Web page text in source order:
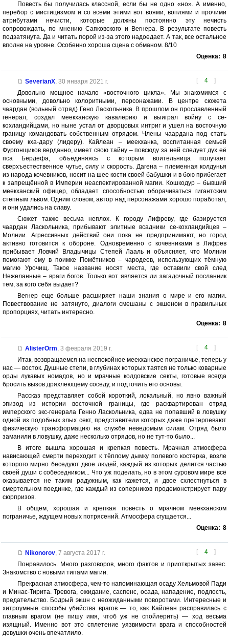
Повесть бы получилась классной, если бы не одно «но». А именно,
перебор с мистицизмом и со всеми этими вот воями, воплями и прочими
атрибутами нечисти, которые должны постоянно эту нечисть
сопровождать, по мнению Сапковского и Вегнера. В результате повесть
подзатянута. Да и читать порой из-за этого надоедает. А так, все остальное
вполне на уровне. Особенно хороша сцена с обманом. 8/10
Оценка: 8
[ 4 ]
SeverianX, 30 января 2021 г.
Довольно мощное начало «восточного цикла». Мы знакомимся с
основными, довольно колоритными, персонажами. В центре сюжета
чаардан (вольный отряд) Гено Ласкольника. В прошлом он прославленный
генерал, создал меекханскую кавалерию и выиграл войну с се-
кохландийцами, но ныне устал от дворцовых интриг и ушел на восточную
границу командовать собственным отрядом. Члены чаардана под стать
своему кха-дару (лидеру). Кайлеан – меекханка, воспитанная семьей
Фургонщиков верданно, имеет свою тайну – повсюду за ней следует дух её
пса Бердефа, объединяясь с которым воительница получает
сверхъестественное чутье, силу и скорость. Дагена – племенная колдунья
из народа кочевников, носит на шее кости своей бабушки и в бою прибегает
к запрещённой в Империи неаспектированной магии. Кошкодур – бывший
меекханский офицер, обладает способностью оборачиваться гигантским
степным львом. Одним словом, автор над персонажами хорошо поработал,
и они удались на славу.
Сюжет также весьма неплох. К городу Лифреву, где базируется
чаардан Ласкольника, прибывают элитные всадники се-кохландийцев –
Молнии. Агрессивных действий они пока не предпринимают, но город
активно готовится к обороне. Одновременно с кочевниками в Лифрев
прибывает Ловчий Владычицы Степей Лааль и объясняет, что Молнии
помогают ему в поимке Помётников – чародеев, использующих тёмную
магию Урочищ. Такое название носят места, где оставили свой след
Нежеланные – враги богов. Только вот является ли загадочный посланник
тем, за кого себя выдает?
Вегнер еще больше расширяет наши знания о мире и его магии.
Повествование не затянуто, диалоги смешаны с экшеном в правильных
пропорциях, читать интересно.
Оценка: 8
[ 4 ]
AlisterOrm, 3 февраля 2019 г.
Итак, возвращаемся на неспокойное меекханское пограничье, теперь у
нас — восток. Душные степи, в глубинах которых таятся не только коварные
орды лукавых номадов, но и мрачные колдовские секты, готовые всегда
бросить вызов дряхлеющему соседу, и подточить его основы.
Рассказ представляет собой короткий, локальный, но явно важный
эпизод из истории восточной границы, где расквартирован отряд
имперского экс-генерала Генно Ласкольника, едва не попавший в ловушку
одной из подобных злых сект, представители которых даже претерпевают
физическую трансформацию на службе неведомым силам. Отряд было
заманили в ловушку, даже несколько отрядов, но не тут-то было...
В итоге вышла хорошая и крепкая повесть. Мрачная атмосфера
нависающей смерти переходит к тёплому дымку полевого костерка, возле
которого мирно беседуют двое людей, каждый из которых делится частью
своей души с собеседником... Что уж поделать, но в этом суровом мире всё
оказывается не таким радужным, как кажется, и двое схлестнуться в
смертельном поединке, где каждый из соперников продемонстрирует пару
сюрпризов.
В общем, хорошая и крепкая повесть о мрачном меекханском
пограничье, ждущем новых потрясений. Атмосфера сгущается...
Оценка: 8
[ 4 ]
Nikonorov, 7 августа 2017 г.
Понравилось. Много разговоров, много фактов и приоткрытых завес.
Знакомство с новыми типами магии.
Прекрасная атмосфера, чем-то напоминающая осаду Хельмовой Пади
и Минас-Тирита. Тревога, ожидание, саспенс, осада, нападение, подлость,
предательство. Бодрый экшн с неожиданными поворотами. Интересные и
хитроумные способы убийства врагов — то, как Кайлеан расправилась с
главным врагом (не пишу имя, чтоб уж не спойлерить) — ход весьма
изящный. Именно вот это сплетение уязвимости врага и способностей
девушки очень впечатлило.